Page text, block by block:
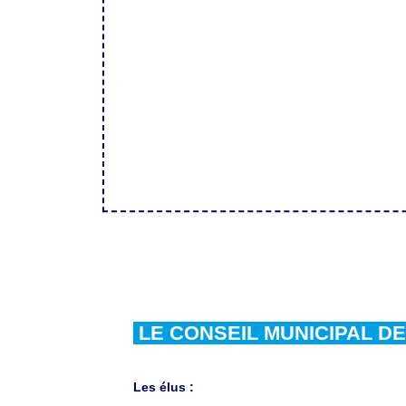
LE CONSEIL MUNICIPAL
Les élus :